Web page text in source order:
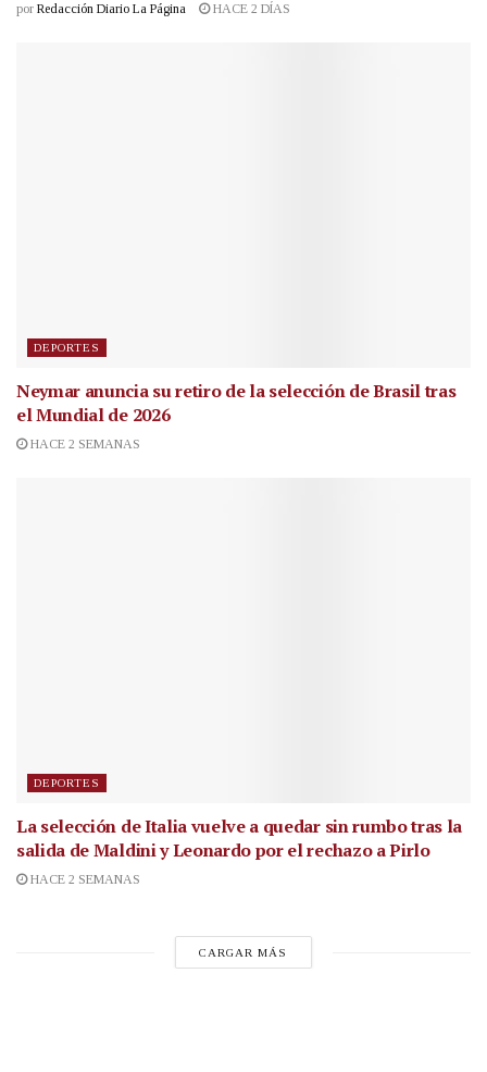
por Redacción Diario La Página HACE 2 DÍAS
DEPORTES
Neymar anuncia su retiro de la selección de Brasil tras
el Mundial de 2026
HACE 2 SEMANAS
DEPORTES
La selección de Italia vuelve a quedar sin rumbo tras la
salida de Maldini y Leonardo por el rechazo a Pirlo
HACE 2 SEMANAS
CARGAR MÁS